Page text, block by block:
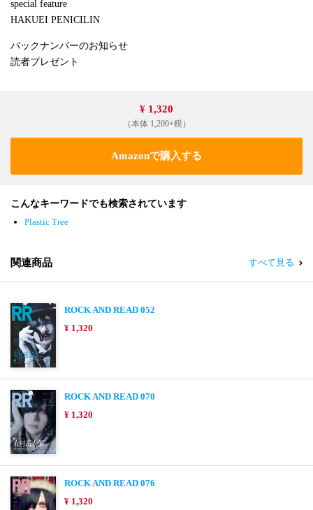
special feature
HAKUEI PENICILIN
バックナンバーのお知らせ
読者プレゼント
¥ 1,320
（本体 1,200+税）
Amazonで購入する
こんなキーワードでも検索されています
Plastic Tree
関連商品 すべて見る
ROCK AND READ 052
¥ 1,320
ROCK AND READ 070
¥ 1,320
ROCK AND READ 076
¥ 1,320